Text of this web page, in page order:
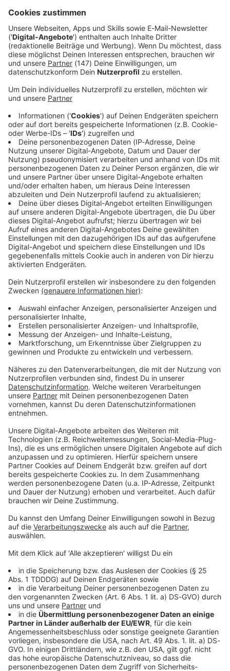
verhinderte Kobel gleich bei mehreren Tottenham-
Immer auf dem Laufenden
bleiben!
Verpass' nichts mehr - mit unserem kostenlosen
ANTENNE BAYERN Newsletter. Ob Nachrichten,
Lifestyle oder unsere neuesten Aktionen - wir
informieren dich.
Zum Newsletter anmelden
Du möchtest uns etwas sagen?
Studio Hotline
Kontaktformular
Sprachnachricht
© dpa-infocom, dpa:260120-930-573425/3
Sport